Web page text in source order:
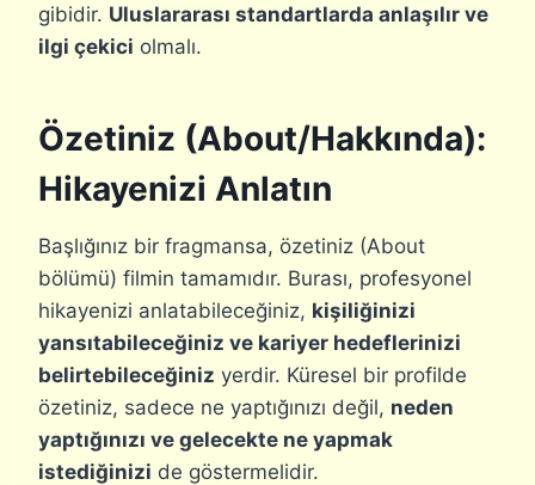
gibidir. Uluslararası standartlarda anlaşılır ve
ilgi çekici olmalı.
Özetiniz (About/Hakkında):
Hikayenizi Anlatın
Başlığınız bir fragmansa, özetiniz (About
bölümü) filmin tamamıdır. Burası, profesyonel
hikayenizi anlatabileceğiniz, kişiliğinizi
yansıtabileceğiniz ve kariyer hedeflerinizi
belirtebileceğiniz yerdir. Küresel bir profilde
özetiniz, sadece ne yaptığınızı değil, neden
yaptığınızı ve gelecekte ne yapmak
istediğinizi de göstermelidir.